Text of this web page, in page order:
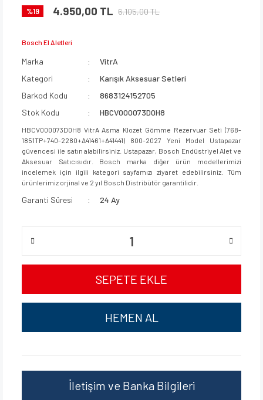
%19 4.950,00 TL 6.105,00 TL
Bosch El Aletleri
Marka
VitrA
Kategori
Karışık Aksesuar Setleri
Barkod Kodu
8683124152705
Stok Kodu
HBCV000073D0H8
HBCV000073D0H8 VitrA Asma Klozet Gömme Rezervuar Seti (768-
1851TP+740-2280+A41461+A41441) 800-2027 Yeni Model Ustapazar
güvencesi ile satın alabilirsiniz. Ustapazar, Bosch Endüstriyel Alet ve
Aksesuar Satıcısıdır. Bosch marka diğer ürün modellerimizi
incelemek için ilgili kategori sayfamızı ziyaret edebilirsiniz. Tüm
ürünlerimiz orjinal ve 2 yıl Bosch Distribütör garantilidir.
Garanti Süresi 24 Ay
SEPETE EKLE
HEMEN AL
İletişim ve Banka Bilgileri